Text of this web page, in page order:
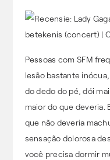
Pessoas com SFM
lesão bastante
do dedo do pé, dói
maior do que deveria.
que não deveria
sensação dolorosa
você precisa dormir